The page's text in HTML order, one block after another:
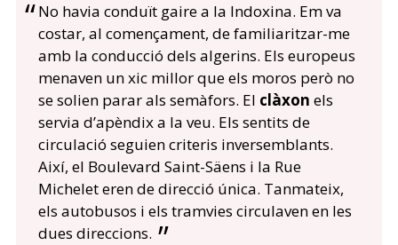
No havia conduït gaire a la Indoxina. Em va
costar, al començament, de familiaritzar-me
amb la conducció dels algerins. Els europeus
menaven un xic millor que els moros però no
se solien parar als semàfors. El clàxon els
servia d’apèndix a la veu. Els sentits de
circulació seguien criteris inversemblants.
Així, el Boulevard Saint-Säens i la Rue
Michelet eren de direcció única. Tanmateix,
els autobusos i els tramvies circulaven en les
dues direccions.